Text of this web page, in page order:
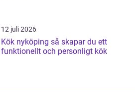
12 juli 2026
Kök nyköping så skapar du ett
funktionellt och personligt kök